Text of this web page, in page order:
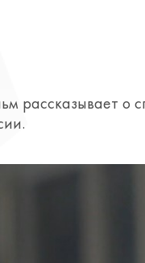
рассказывает о